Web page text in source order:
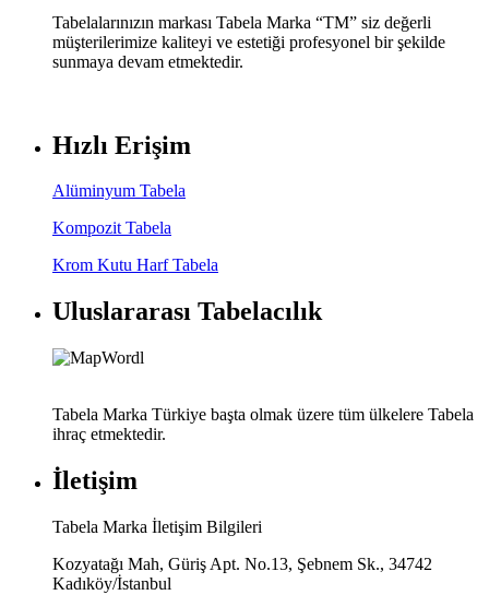
Tabelalarınızın markası Tabela Marka “TM” siz değerli
müşterilerimize kaliteyi ve estetiği profesyonel bir şekilde
sunmaya devam etmektedir.
Hızlı Erişim
Alüminyum Tabela
Kompozit Tabela
Krom Kutu Harf Tabela
Uluslararası Tabelacılık
Tabela Marka Türkiye başta olmak üzere tüm ülkelere Tabela
ihraç etmektedir.
İletişim
Tabela Marka İletişim Bilgileri
Kozyatağı Mah, Güriş Apt. No.13, Şebnem Sk., 34742
Kadıköy/İstanbul